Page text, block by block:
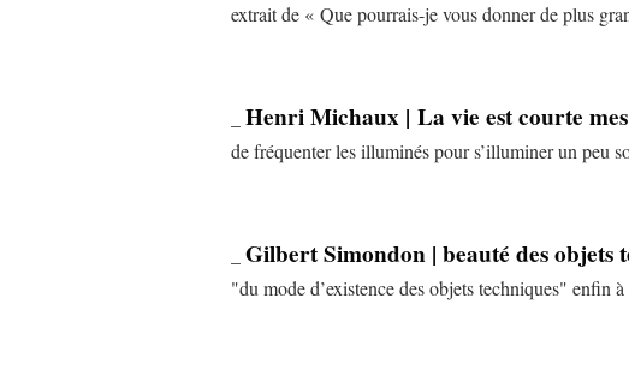
extrait de « Que pourrais-je vous donner de plus
Henri Michaux | La vie est courte
de fréquenter les illuminés pour s’illuminer un peu
Gilbert Simondon | beauté des objets
"du mode d’existence des objets techniques" enfin